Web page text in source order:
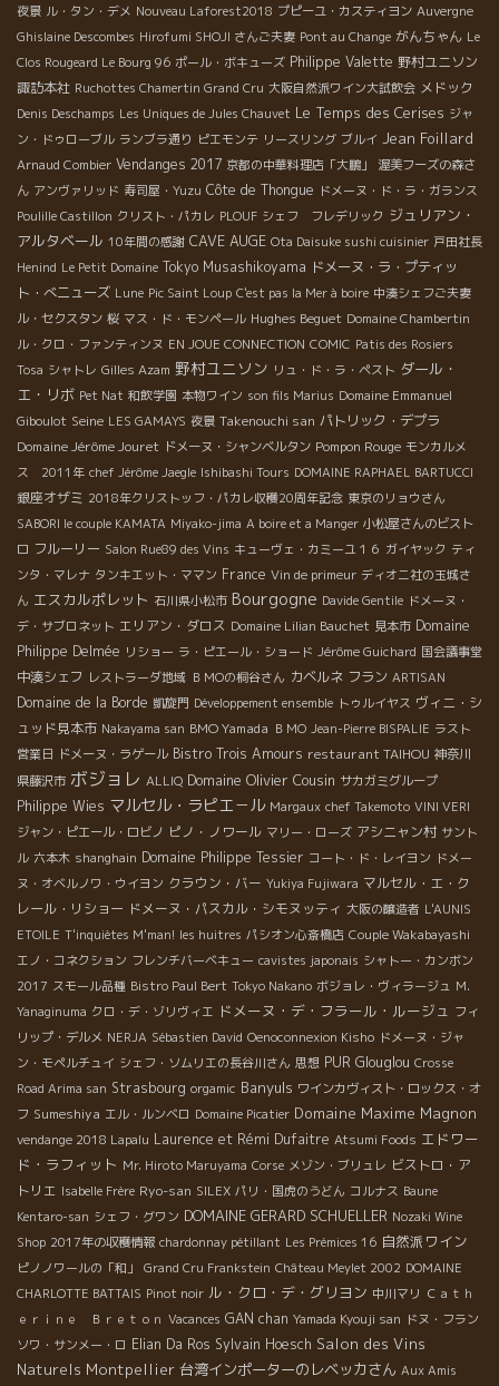
夜景 ル・タン・デメ Nouveau Laforest2018 プピーユ・カスティヨン Auvergne
Ghislaine Descombes Hirofumi SHOJI さんご夫妻 Pont au Change がんちゃん Le
Clos Rougeard Le Bourg 96 ポール・ボキューズ Philippe Valette 野村ユニソン
諏訪本社 Ruchottes Chamertin Grand Cru 大阪自然派ワイン大試飲会 メドック
Denis Deschamps Les Uniques de Jules Chauvet Le Temps des Cerises ジャ
ン・ドゥローブル ランブラ通り ピエモンテ リースリング ブルイ Jean Foillard
Arnaud Combier Vendanges 2017 京都の中華料理店「大鵬」
渥美フーズの森さ
ん アンヴァリッド 寿司屋・Yuzu Côte de Thongue ドメーヌ・ド・ラ・ガランス
Poulille Castillon クリスト・パカレ PLOUF シェフ フレデリック ジュリアン・
アルタベール 10年間の感謝 CAVE AUGE Ota Daisuke sushi cuisinier 戸田社長
Henind Le Petit Domaine Tokyo Musashikoyama ドメーヌ・ラ・プティッ
ト・べニューズ Lune Pic Saint Loup C'est pas la Mer à boire 中湊シェフご夫妻
ル・セクスタン 桜 マス・ド・モンペール Hughes Beguet Domaine Chambertin
ル・クロ・ファンティンヌ EN JOUE CONNECTION COMIC Patis des Rosiers
Tosa シャトレ Gilles Azam 野村ユニソン リュ・ド・ラ・ペスト ダール・
エ・リボ Pet Nat 和飲学園 本物ワイン son fils Marius Domaine Emmanuel
Giboulot Seine LES GAMAYS 夜景 Takenouchi san パトリック・デプラ
Domaine Jérôme Jouret ドメーヌ・シャンベルタン Pompon Rouge モンカルメ
ス 2011年 chef Jérôme Jaegle Ishibashi Tours DOMAINE RAPHAEL BARTUCCI
銀座オザミ 2018年クリストッフ・パカレ収穫20周年記念 東京のリョウさん
SABORI le couple KAMATA Miyako-jima A boire et a Manger 小松屋さんのビスト
ロ フルーリー Salon Rue89 des Vins キューヴェ・カミーユ１６ ガイヤック ティ
ンタ・マレナ タンキエット・ママン France Vin de primeur ディオニ社の玉城さ
ん エスカルポレット 石川県小松市 Bourgogne Davide Gentile ドメーヌ・
デ・サブロネット エリアン・ダロス Domaine Lilian Bauchet 見本市 Domaine
Philippe Delmée リショー ラ・ピエール・ショード Jérôme Guichard 国会議事堂
中湊シェフ レストラーダ地域 ＢＭОの桐谷さん カベルネ フラン ARTISAN
Domaine de la Borde 凱旋門 Développement ensemble トゥルイヤス ヴィニ・シ
ュッド見本市 Nakayama san BMO Yamada ＢＭО Jean-Pierre BISPALIE ラスト
営業日 ドメーヌ・ラゲール Bistro Trois Amours restaurant TAIHOU 神奈川
県藤沢市 ボジョレ ALLIQ Domaine Olivier Cousin サカガミグループ
Philippe Wies マルセル・ラピエ－ル Margaux chef Takemoto VINI VERI
ジャン・ピエール・ロビノ ピノ・ノワール マリー・ローズ アシニャン村 サント
ル 六本木 shanghain Domaine Philippe Tessier コート・ド・レイヨン ドメー
ヌ・オベルノワ・ウイヨン クラウン・バー Yukiya Fujiwara マルセル・エ・ク
レール・リショー ドメーヌ・パスカル・シモヌッティ 大阪の醸造者 L'AUNIS
ETOILE T'inquiètes M'man! les huitres パシオン心斎橋店 Couple Wakabayashi
エノ・コネクション フレンチバーベキュー cavistes japonais シャトー・カンボン
2017 スモール品種 Bistro Paul Bert Tokyo Nakano ボジョレ・ヴィラージュ M.
Yanaginuma クロ・デ・ゾリヴィエ ドメーヌ・デ・フラール・ルージュ フィ
リップ・デルメ NERJA Sébastien David Oenoconnexion Kisho ドメーヌ・ジャ
ン・モペルチュイ シェフ・ソムリエの長谷川さん 思想 PUR Glouglou Crosse
Road Arima san Strasbourg orgamic Banyuls ワインカヴィスト・ロックス・オ
フ Sumeshiya エル・ルンベロ Domaine Picatier Domaine Maxime Magnon
vendange 2018 Lapalu Laurence et Rémi Dufaitre Atsumi Foods エドワー
ド・ラフィット Mr. Hiroto Maruyama Corse メゾン・ブリュレ ビストロ・ア
トリエ Isabelle Frère Ryo-san SILEX パリ・国虎のうどん コルナス Baune
Kentaro-san シェフ・グワン DOMAINE GERARD SCHUELLER Nozaki Wine
Shop 2017年の収穫情報 chardonnay pétillant Les Prémices 16 自然派ワイン
ピノノワールの「和」 Grand Cru Frankstein Château Meylet 2002 DOMAINE
CHARLOTTE BATTAIS Pinot noir ル・クロ・デ・グリヨン 中川マリ Ｃａｔｈ
ｅｒｉｎｅ Ｂｒｅｔｏｎ Vacances GAN chan Yamada Kyouji san ドヌ・フラン
ソワ・サンメー・ロ Elian Da Ros Sylvain Hoesch Salon des Vins
Naturels Montpellier 台湾インポーターのレベッカさん Aux Amis